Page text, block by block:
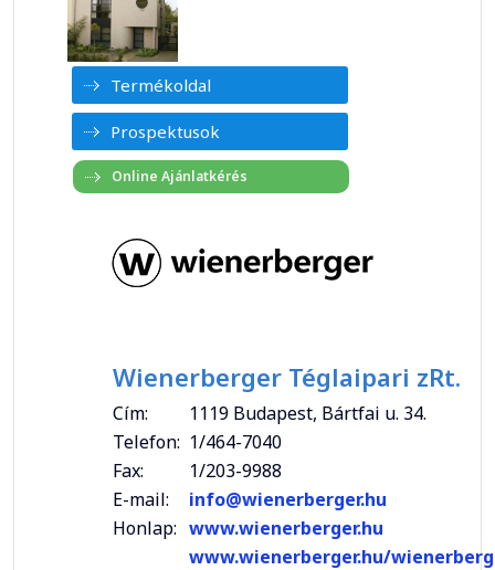
Termékoldal
Prospektusok
Wienerberger Téglaipari zRt.
Cím:
1119 Budapest, Bártfai u. 34.
Telefon: 1/464-7040
Fax:
1/203-9988
E-mail:
info@wienerberger.hu
Honlap: www.wienerberger.hu
www.wienerberger.hu/